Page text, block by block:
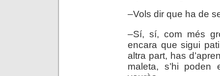
–Vols dir que ha de
–Sí, sí, com més
encara que sigui
altra part, has
maleta, s’hi